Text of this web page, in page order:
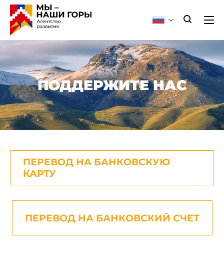
ПОДДЕРЖИТЕ НАС
ПЕРЕВОД НА БАНКОВСКУЮ
КАРТУ
ПЕРЕВОД НА БАНКОВСКИЙ СЧЕТ